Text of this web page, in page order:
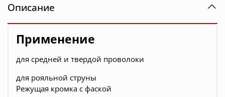
Описание
Применение
для средней и твердой проволоки
для рояльной струны
Режущая кромка с фаской